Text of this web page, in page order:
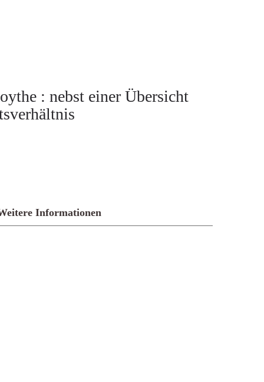
: nebst einer Übersicht
Informationen